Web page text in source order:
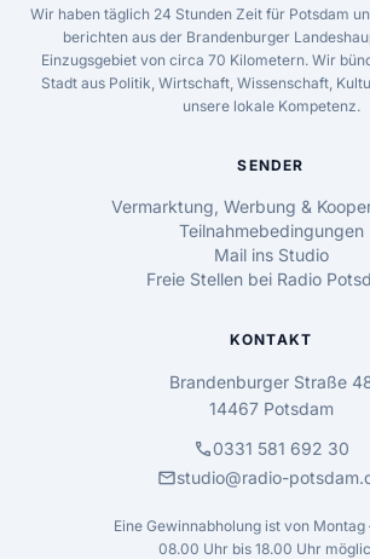
Wir haben täglich 24 Stunden Zeit für Potsdam
berichten aus der Brandenburger
Einzugsgebiet von circa 70 Kilometern. Wir
Stadt aus Politik, Wirtschaft, Wissenschaft,
unsere lokale Kompetenz.
SENDER
Vermarktung, Werbung &
Teilnahmebedingungen
Mail ins Studio
Freie Stellen bei Radio
KONTAKT
Brandenburger Straße
14467 Potsdam
call0331 581 692 30
mailstudio@radio-
Eine Gewinnabholung ist von Montag
08.00 Uhr bis 18.00 Uhr